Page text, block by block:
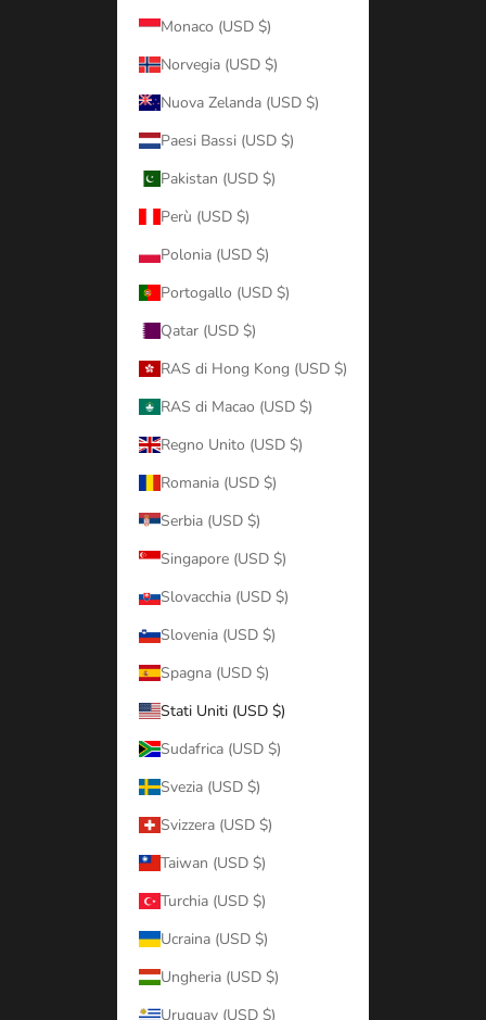
Monaco (USD $)
Norvegia (USD $)
Nuova Zelanda (USD $)
Paesi Bassi (USD $)
Pakistan (USD $)
Perù (USD $)
Polonia (USD $)
Portogallo (USD $)
Qatar (USD $)
RAS di Hong Kong (USD $)
RAS di Macao (USD $)
Regno Unito (USD $)
Romania (USD $)
Serbia (USD $)
Singapore (USD $)
Slovacchia (USD $)
Slovenia (USD $)
Spagna (USD $)
Stati Uniti (USD $)
Sudafrica (USD $)
Svezia (USD $)
Svizzera (USD $)
Taiwan (USD $)
Turchia (USD $)
Ucraina (USD $)
Ungheria (USD $)
Uruguay (USD $)